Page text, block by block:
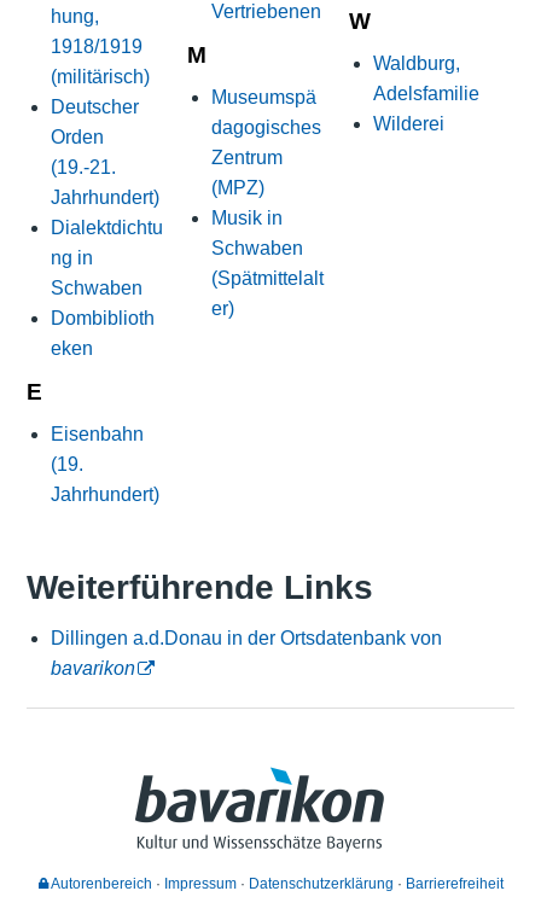
hung,
1918/1919
(militärisch)
Deutscher
Orden
(19.-21.
Jahrhundert)
Dialektdichtu
ng in
Schwaben
Dombiblioth
eken
E
Eisenbahn
(19.
Jahrhundert)
Vertriebenen
M
Museumspä
dagogisches
Zentrum
(MPZ)
Musik in
Schwaben
(Spätmittelalt
er)
W
Waldburg,
Adelsfamilie
Wilderei
Weiterführende Links
Dillingen a.d.Donau in der Ortsdatenbank von
bavarikon
Autorenbereich Impressum Datenschutzerklärung Barrierefreiheit